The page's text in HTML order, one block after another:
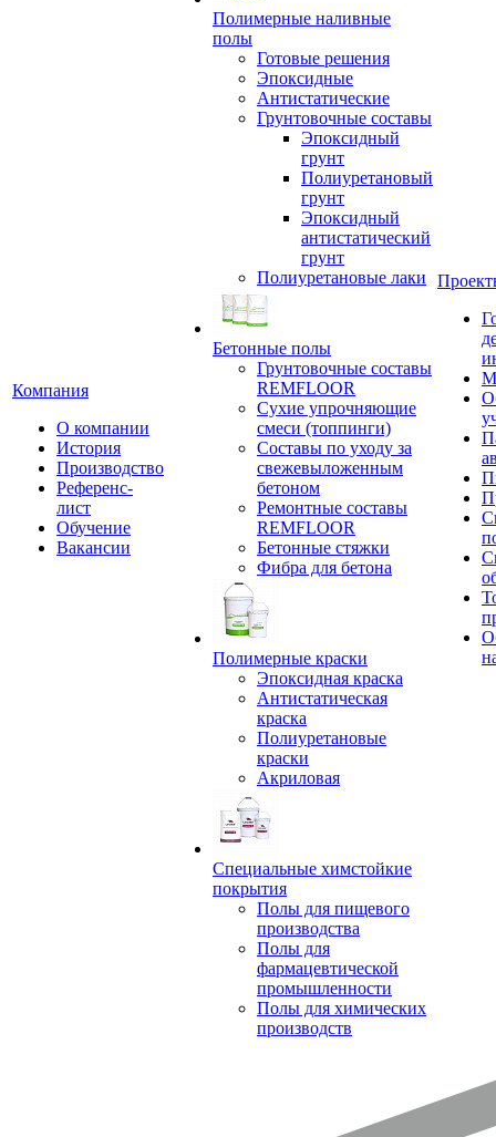
Компания
О компании
История
Производство
Референс-
лист
Обучение
Вакансии
Полимерные наливные
полы
Готовые решения
Эпоксидные
Антистатические
Грунтовочные составы
Эпоксидный
грунт
Полиуретановый
грунт
Эпоксидный
антистатический
грунт
Полиуретановые лаки
Бетонные полы
Грунтовочные составы
REMFLOOR
Сухие упрочняющие
смеси (топпинги)
Составы по уходу за
свежевыложенным
бетоном
Ремонтные составы
REMFLOOR
Бетонные стяжки
Фибра для бетона
Полимерные краски
Эпоксидная краска
Антистатическая
краска
Полиуретановые
краски
Акриловая
Специальные химстойкие
покрытия
Полы для пищевого
производства
Полы для
фармацевтической
промышленности
Полы для химических
производств